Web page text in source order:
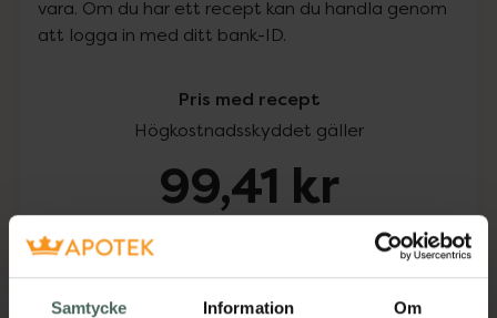
Samtycke Information Om
vara. Om du har ett recept kan du handla genom
att logga in med ditt bank-ID.
Pris med recept
Högkostnadsskyddet gäller
99,41 kr
Köp via ditt recept